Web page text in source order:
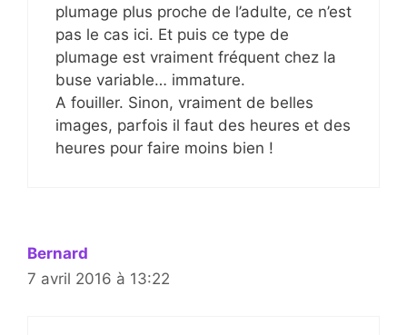
plumage plus proche de l’adulte, ce n’est
pas le cas ici. Et puis ce type de
plumage est vraiment fréquent chez la
buse variable… immature.
A fouiller. Sinon, vraiment de belles
images, parfois il faut des heures et des
heures pour faire moins bien !
Bernard
7 avril 2016 à 13:22